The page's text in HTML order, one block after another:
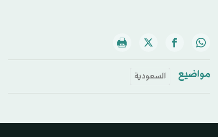
مواضيع السعودية